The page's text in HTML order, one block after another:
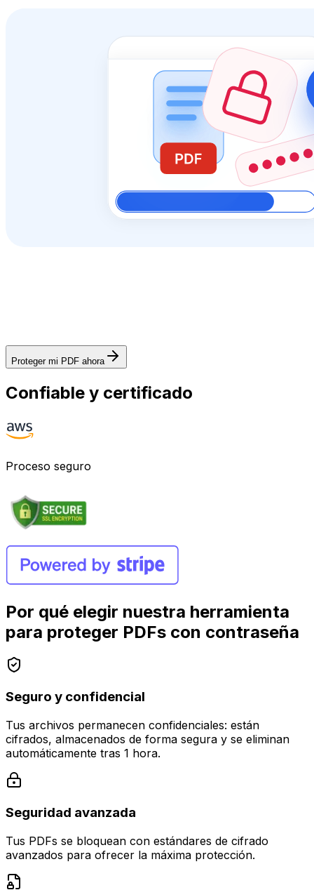
Proteger mi PDF ahora
Confiable y certificado
Proceso seguro
Por qué elegir nuestra herramienta
para proteger PDFs con contraseña
Seguro y confidencial
Tus archivos permanecen confidenciales: están
cifrados, almacenados de forma segura y se eliminan
automáticamente tras 1 hora.
Seguridad avanzada
Tus PDFs se bloquean con estándares de cifrado
avanzados para ofrecer la máxima protección.